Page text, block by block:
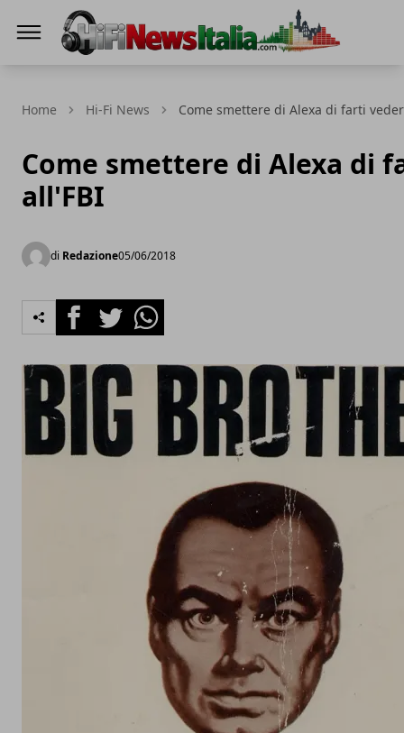
Home Hi-Fi News Come smettere di Alexa di farti
Come smettere di Alexa di
all'FBI
di Redazione05/06/2018
FacebookTwitterWhatsapp